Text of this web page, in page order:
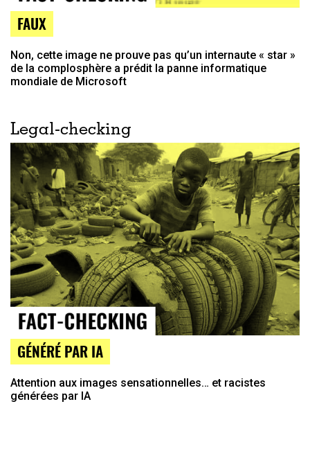
FAUX
Non, cette image ne prouve pas qu’un internaute « star »
de la complosphère a prédit la panne informatique
mondiale de Microsoft
Legal-checking
GÉNÉRÉ PAR IA
Attention aux images sensationnelles… et racistes
générées par IA